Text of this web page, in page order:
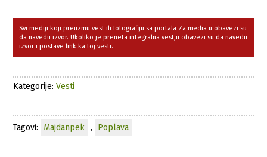
Svi mediji koji preuzmu vest ili fotografiju sa portala Za media u obavezi su
da navedu izvor. Ukoliko je preneta integralna vest,u obavezi su da navedu
izvor i postave link ka toj vesti.
Kategorije:Vesti
Tagovi: Majdanpek , Poplava